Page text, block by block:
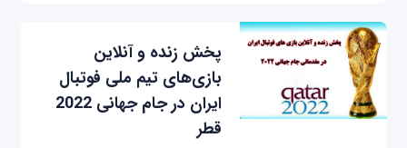
پخش زنده و آنلاین
بازی‌های تیم ملی فوتبال
ایران در جام جهانی 2022
قطر